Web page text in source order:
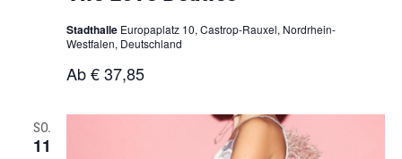
Stadthalle Europaplatz 10, Castrop-Rauxel, Nordrhein-
Westfalen, Deutschland
Ab € 37,85
SO.
11